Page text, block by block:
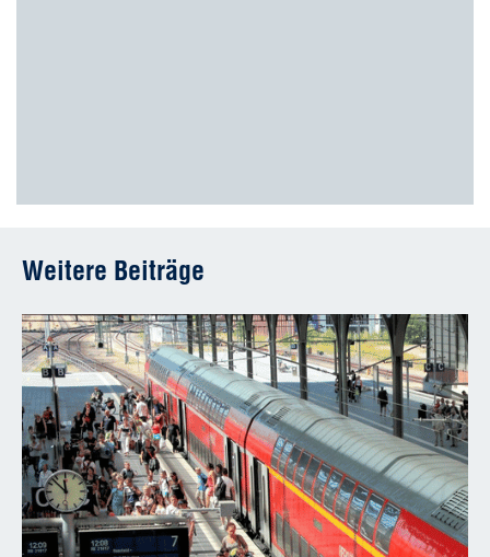
Weitere Beiträge